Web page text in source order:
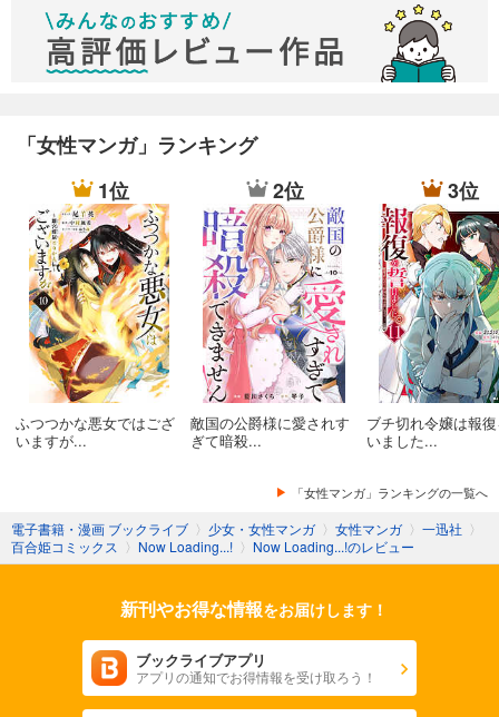
「女性マンガ」ランキング
1位
ふつつかな悪女ではござ
いますが...
2位
敵国の公爵様に愛されす
ぎて暗殺...
3位
ブチ切れ令嬢は報
いました...
「女性マンガ」ランキングの一覧へ
電子書籍・漫画 ブックライブ 〉 少女・女性マンガ 〉 女性マンガ 〉 一迅社 〉
百合姫コミックス 〉 Now Loading...! 〉 Now Loading...!のレビュー
新刊やお得な情報をお届けします！
ブックライブアプリ
アプリの通知でお得情報を受け取ろう！